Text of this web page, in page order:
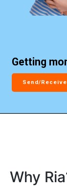
Getting
Send/
Why